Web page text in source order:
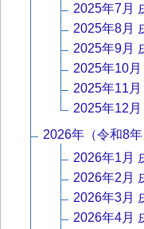
2025年7月
2025年8月
2025年9月
2025年10
2025年11
2025年12
2026年（令和8
2026年1月
2026年2月
2026年3月
2026年4月